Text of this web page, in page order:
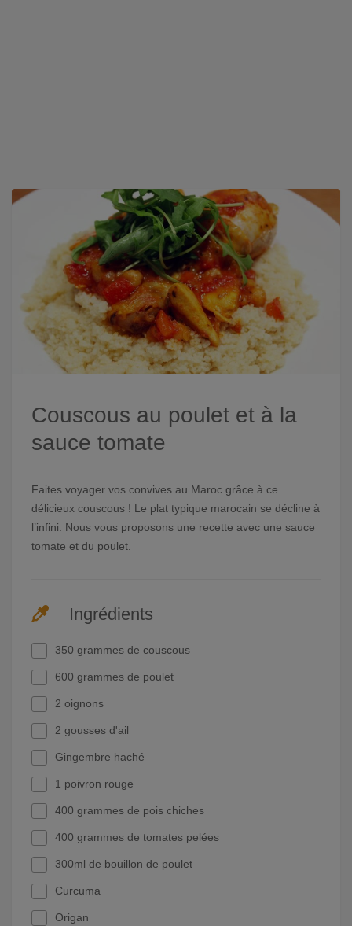
Couscous au poulet et à la
sauce tomate
Faites voyager vos convives au Maroc grâce à ce
délicieux couscous ! Le plat typique marocain se décline à
l’infini. Nous vous proposons une recette avec une sauce
tomate et du poulet.
Ingrédients
350 grammes de couscous
600 grammes de poulet
2 oignons
2 gousses d'ail
Gingembre haché
1 poivron rouge
400 grammes de pois chiches
400 grammes de tomates pelées
300ml de bouillon de poulet
Curcuma
Origan